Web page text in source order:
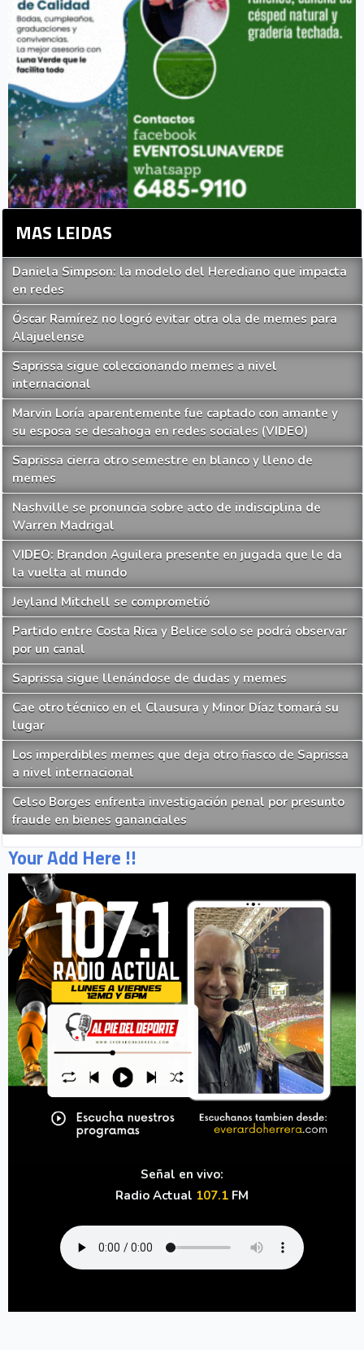
MAS LEIDAS
Daniela Simpson: la modelo del Herediano que impacta
en redes
Óscar Ramírez no logró evitar otra ola de memes para
Alajuelense
Saprissa sigue coleccionando memes a nivel
internacional
Marvin Loría aparentemente fue captado con amante y
su esposa se desahoga en redes sociales (VIDEO)
Saprissa cierra otro semestre en blanco y lleno de
memes
Nashville se pronuncia sobre acto de indisciplina de
Warren Madrigal
VIDEO: Brandon Aguilera presente en jugada que le da
la vuelta al mundo
Jeyland Mitchell se comprometió
Partido entre Costa Rica y Belice solo se podrá observar
por un canal
Saprissa sigue llenándose de dudas y memes
Cae otro técnico en el Clausura y Minor Díaz tomará su
lugar
Los imperdibles memes que deja otro fiasco de Saprissa
a nivel internacional
Celso Borges enfrenta investigación penal por presunto
fraude en bienes gananciales
Your Add Here !!
Señal en vivo:
Radio Actual 107.1 FM